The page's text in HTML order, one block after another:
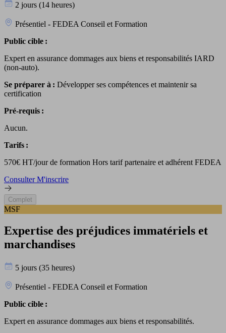
2 jours (14 heures)
Présentiel - FEDEA Conseil et Formation
Public cible :
Expert en assurance dommages aux biens et responsabilités IARD
(non-auto).
Se préparer à : Développer ses compétences et maintenir sa
certification
Pré-requis :
Aucun.
Tarifs :
570€ HT/jour de formation Hors tarif partenaire et adhérent FEDEA
ConsulterM'inscrire
Complet
MSF
Expertise des préjudices immatériels et
marchandises
5 jours (35 heures)
Présentiel - FEDEA Conseil et Formation
Public cible :
Expert en assurance dommages aux biens et responsabilités.